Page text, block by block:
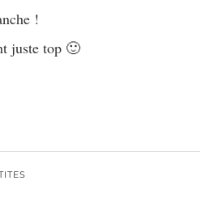
!
juste top 🙂